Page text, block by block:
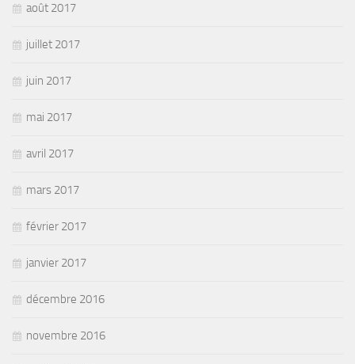
août 2017
juillet 2017
juin 2017
mai 2017
avril 2017
mars 2017
février 2017
janvier 2017
décembre 2016
novembre 2016